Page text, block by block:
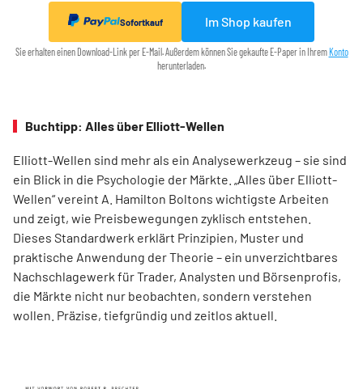
Sofortkauf Im Shop kaufen
Sie erhalten einen Download-Link per E-Mail. Außerdem können Sie gekaufte E-Paper in Ihrem Konto
herunterladen.
Buchtipp: Alles über Elliott-Wellen
Elliott-Wellen sind mehr als ein Analysewerkzeug – sie sind
ein Blick in die Psychologie der Märkte. „Alles über Elliott-
Wellen“ vereint A. Hamilton Boltons wichtigste Arbeiten
und zeigt, wie Preisbewegungen zyklisch entstehen.
Dieses Standardwerk erklärt Prinzipien, Muster und
praktische Anwendung der Theorie – ein unverzichtbares
Nachschlagewerk für Trader, Analysten und Börsenprofis,
die Märkte nicht nur beobachten, sondern verstehen
wollen. Präzise, tiefgründig und zeitlos aktuell.